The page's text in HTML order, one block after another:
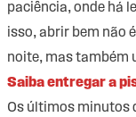
paciência, onde há
isso, abrir bem não
noite, mas também
Saiba entregar a
Os últimos minutos